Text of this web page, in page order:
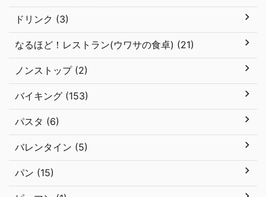
ドリンク (3)
なるほど！レストラン(ウワサの食卓) (21)
ノンストップ (2)
バイキング (153)
パスタ (6)
バレンタイン (5)
パン (15)